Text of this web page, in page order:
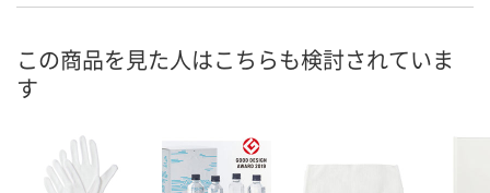
8月11日（火）
カゴへ
この商品を見た人はこちらも検討されていま
す